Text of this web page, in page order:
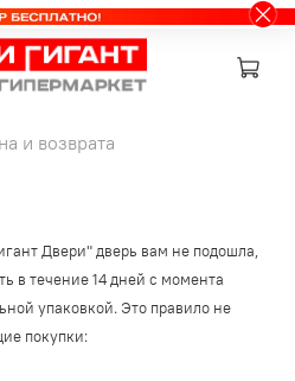
и возврата
Двери" дверь вам не подошла,
в течение 14 дней с момента
упаковкой. Это правило не
покупки: